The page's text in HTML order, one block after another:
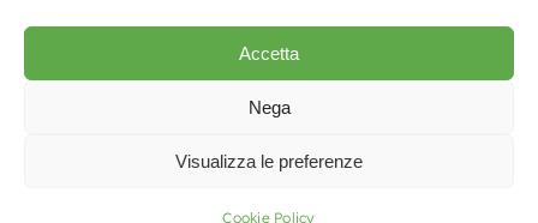
Accetta
Nega
Visualizza le preferenze
Cookie Policy
Adempimenti L. 124/2017
Privacy Policy